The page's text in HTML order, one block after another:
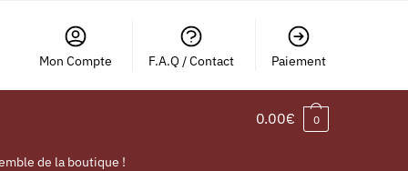
Mon Compte F.A.Q / Contact Paiement
0.00€ 0
de la boutique !